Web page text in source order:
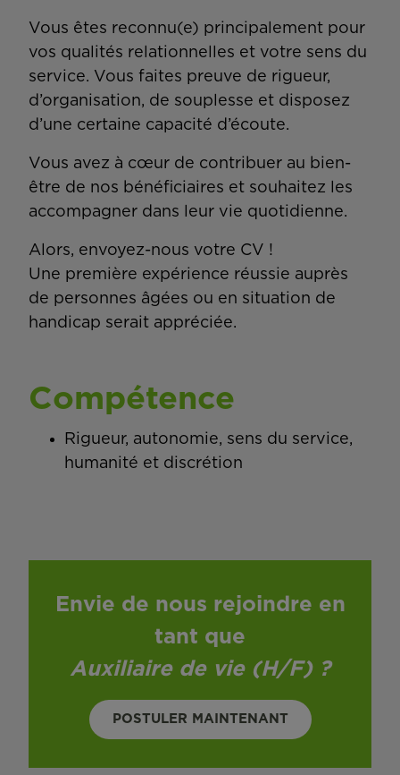
Vous êtes reconnu(e) principalement pour
vos qualités relationnelles et votre sens du
service. Vous faites preuve de rigueur,
d’organisation, de souplesse et disposez
d’une certaine capacité d’écoute.
Vous avez à cœur de contribuer au bien-
être de nos bénéficiaires et souhaitez les
accompagner dans leur vie quotidienne.
Alors, envoyez-nous votre CV !
Une première expérience réussie auprès
de personnes âgées ou en situation de
handicap serait appréciée.
Compétence
Rigueur, autonomie, sens du service,
humanité et discrétion
Envie de nous rejoindre en
tant que
Auxiliaire de vie (H/F) ?
POSTULER MAINTENANT